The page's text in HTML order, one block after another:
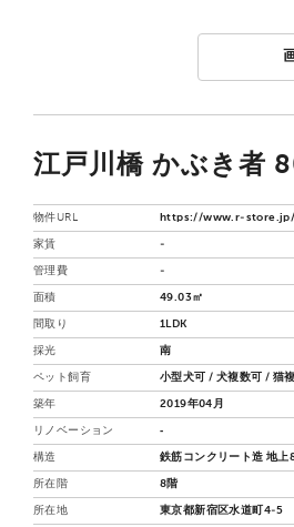
江戸川橋 かぶき者
物件URL https://www.r-
家賃 -
管理費 -
面積 49.03㎡
間取り 1LDK
採光 南
ペット飼育 小型犬可 / 犬複数可 / 猫複
築年 2019年04月
リノベーション ‐
構造 鉄筋コンクリート造 地上
所在階 8階
所在地 東京都新宿区水道町4-5